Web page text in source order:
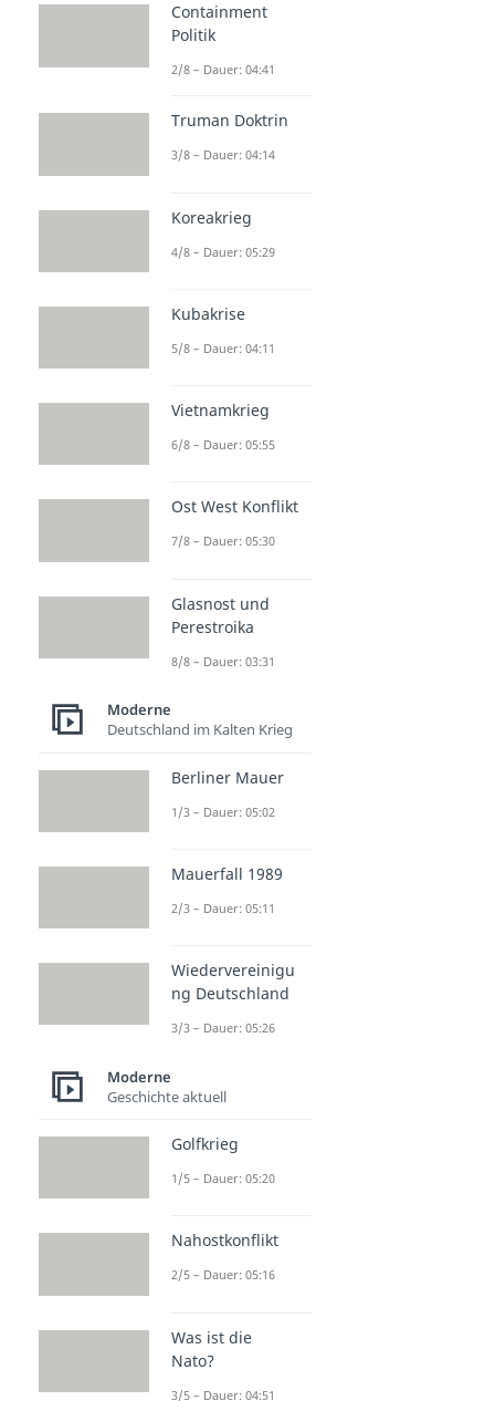
Containment
Politik
2/8 – Dauer: 04:41
Truman Doktrin
3/8 – Dauer: 04:14
Koreakrieg
4/8 – Dauer: 05:29
Kubakrise
5/8 – Dauer: 04:11
Vietnamkrieg
6/8 – Dauer: 05:55
Ost West Konflikt
7/8 – Dauer: 05:30
Glasnost und
Perestroika
8/8 – Dauer: 03:31
Moderne
Deutschland im Kalten Krieg
Berliner Mauer
1/3 – Dauer: 05:02
Mauerfall 1989
2/3 – Dauer: 05:11
Wiedervereinigu
ng Deutschland
3/3 – Dauer: 05:26
Moderne
Geschichte aktuell
Golfkrieg
1/5 – Dauer: 05:20
Nahostkonflikt
2/5 – Dauer: 05:16
Was ist die
Nato?
3/5 – Dauer: 04:51